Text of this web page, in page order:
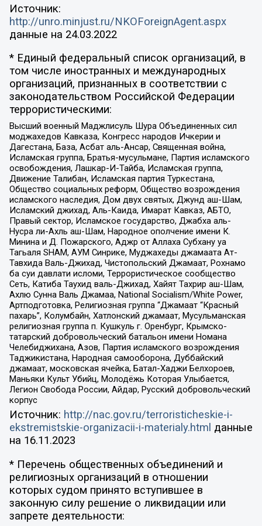
Источник:
http://unro.minjust.ru/NKOForeignAgent.aspx
данные на 24.03.2022
* Единый федеральный список организаций, в
том числе иностранных и международных
организаций, признанных в соответствии с
законодательством Российской Федерации
террористическими:
Высший военный Маджлисуль Шура Объединенных сил
моджахедов Кавказа, Конгресс народов Ичкерии и
Дагестана, База, Асбат аль-Ансар, Священная война,
Исламская группа, Братья-мусульмане, Партия исламского
освобождения, Лашкар-И-Тайба, Исламская группа,
Движение Талибан, Исламская партия Туркестана,
Общество социальных реформ, Общество возрождения
исламского наследия, Дом двух святых, Джунд аш-Шам,
Исламский джихад, Аль-Каида, Имарат Кавказ, АБТО,
Правый сектор, Исламское государство, Джабха аль-
Нусра ли-Ахль аш-Шам, Народное ополчение имени К.
Минина и Д. Пожарского, Аджр от Аллаха Субхану уа
Тагьаля SHAM, АУМ Синрике, Муджахеды джамаата Ат-
Тавхида Валь-Джихад, Чистопольский Джамаат, Рохнамо
ба суи давлати исломи, Террористическое сообщество
Сеть, Катиба Таухид валь-Джихад, Хайят Тахрир аш-Шам,
Ахлю Сунна Валь Джамаа, National Socialism/White Power,
Артподготовка, Религиозная группа “Джамаат “Красный
пахарь”, Колумбайн, Хатлонский джамаат, Мусульманская
религиозная группа п. Кушкуль г. Оренбург, Крымско-
татарский добровольческий батальон имени Номана
Челебиджихана, Азов, Партия исламского возрождения
Таджикистана, Народная самооборона, Дуббайский
джамаат, московская ячейка, Батал-Хаджи Белхороев,
Маньяки Культ Убийц, Молодёжь Которая Улыбается,
Легион Свобода России, Айдар, Русский добровольческий
корпус
Источник: http://nac.gov.ru/terroristicheskie-i-
ekstremistskie-organizacii-i-materialy.html данные
на 16.11.2023
* Перечень общественных объединений и
религиозных организаций в отношении
которых судом принято вступившее в
законную силу решение о ликвидации или
запрете деятельности: